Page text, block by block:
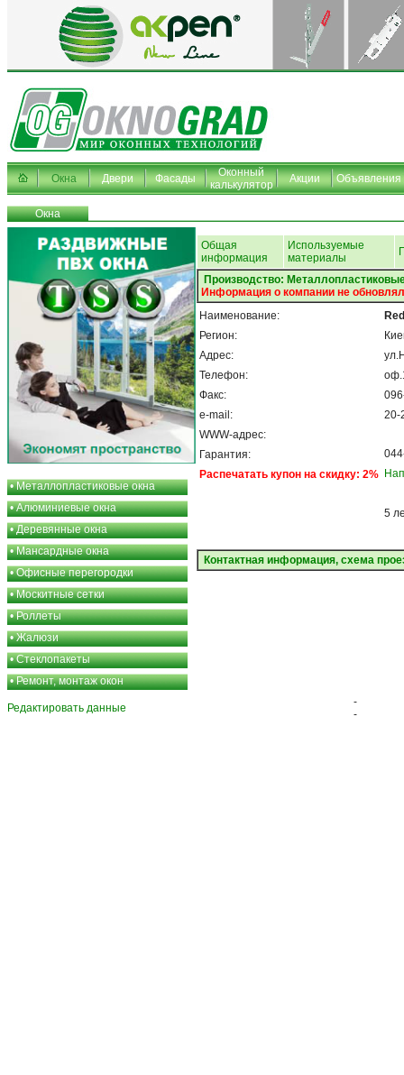
Окна Двери Фасады
Оконный
калькулятор
Акции Объявления
Окна
•Металлопластиковые окна
•Алюминиевые окна
•Деревянные окна
•Мансардные окна
•Офисные перегородки
•Москитные сетки
•Роллеты
•Жалюзи
•Стеклопакеты
•Ремонт, монтаж окон
Общая
информация
Используемые
материалы
Производство:
Информация о компании не
Наименование:
Регион:
Адрес:
Телефон:
Факс:
e-mail:
WWW-адрес:
Гарантия:
Распечатать купон на скидку: 2%
20-
5
Контактная информация, схема
Редактировать данные
-
-